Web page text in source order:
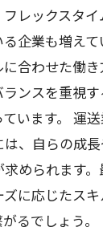
レックスタ
企業も増え
合わせた働
ンスを重視
います。 運
、自らの成
められます
に応じたス
るでしょう。